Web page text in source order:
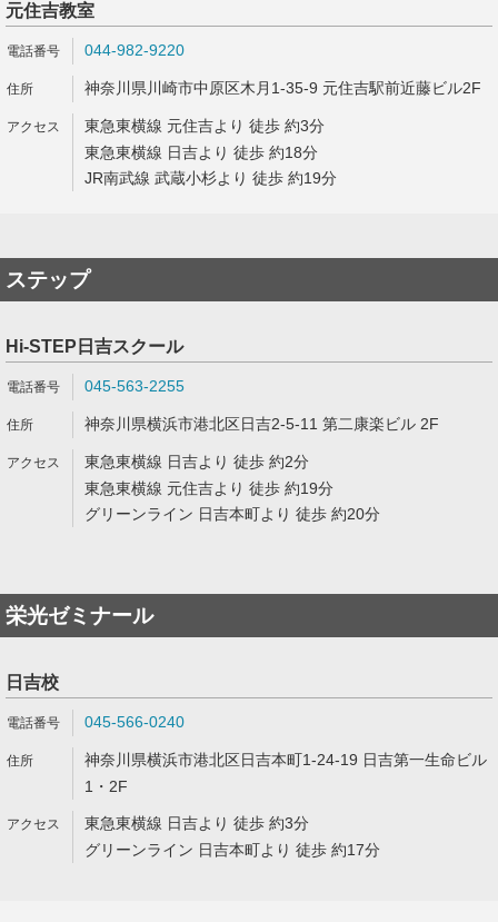
元住吉教室
044-982-9220
神奈川県川崎市中原区木月1-35-9 元住吉駅前近藤ビル2F
東急東横線 元住吉より 徒歩 約3分
東急東横線 日吉より 徒歩 約18分
JR南武線 武蔵小杉より 徒歩 約19分
ステップ
Hi-STEP日吉スクール
045-563-2255
神奈川県横浜市港北区日吉2-5-11 第二康楽ビル 2F
東急東横線 日吉より 徒歩 約2分
東急東横線 元住吉より 徒歩 約19分
グリーンライン 日吉本町より 徒歩 約20分
栄光ゼミナール
日吉校
045-566-0240
神奈川県横浜市港北区日吉本町1-24-19 日吉第一生命ビル
1・2F
東急東横線 日吉より 徒歩 約3分
グリーンライン 日吉本町より 徒歩 約17分